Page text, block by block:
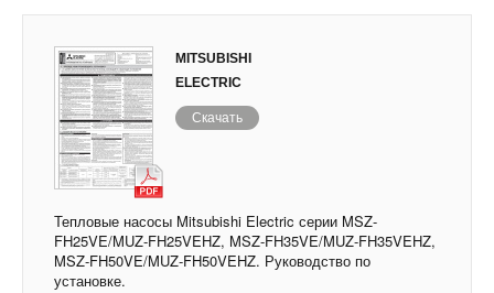
MITSUBISHI
ELECTRIC
Скачать
Тепловые насосы Mitsubishi Electric серии MSZ-
FH25VE/MUZ-FH25VEHZ, MSZ-FH35VE/MUZ-FH35VEHZ,
MSZ-FH50VE/MUZ-FH50VEHZ. Руководство по
установке.